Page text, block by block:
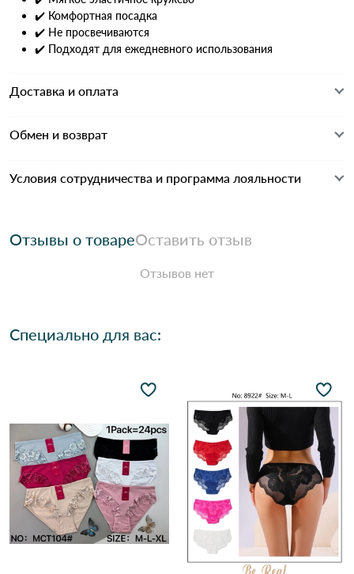
✔️ Комфортная посадка
✔️ Не просвечиваются
✔️ Подходят для ежедневного использования
Доставка и оплата
Обмен и возврат
Условия сотрудничества и программа лояльности
Отзывы о товареОставить отзыв
Отзывов нет
Специально для вас: